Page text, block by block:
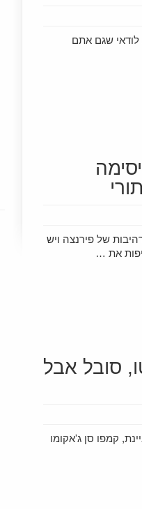
לודאי שגם אתם
של פירנצה ויש
את …
סובל אבל
קמפו סן ג'אקומו